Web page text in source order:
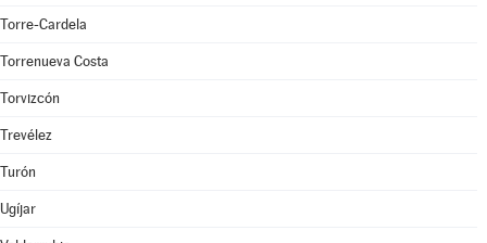
Torre-Cardela
Torrenueva Costa
Torvizcón
Trevélez
Turón
Ugíjar